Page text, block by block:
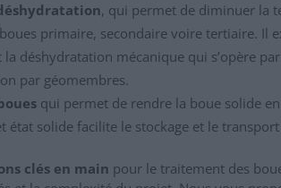
, qui permet de diminuer la
primaire, secondaire voire tertiaire. Il
déshydratation mécanique qui s’opère par
par géomembres.
qui permet de rendre la boue solide
état solide facilite le stockage et le transport
clés en main pour le traitement des